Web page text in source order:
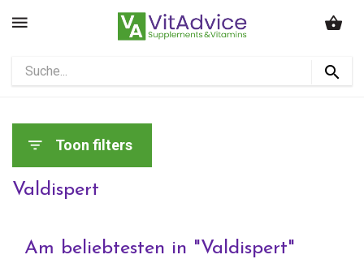
Toon filters
Valdispert
Am beliebtesten in "Valdispert"